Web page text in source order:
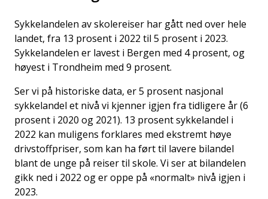
Sykkelandelen av skolereiser har gått ned over hele
landet, fra 13 prosent i 2022 til 5 prosent i 2023.
Sykkelandelen er lavest i Bergen med 4 prosent, og
høyest i Trondheim med 9 prosent.
Ser vi på historiske data, er 5 prosent nasjonal
sykkelandel et nivå vi kjenner igjen fra tidligere år (6
prosent i 2020 og 2021). 13 prosent sykkelandel i
2022 kan muligens forklares med ekstremt høye
drivstoffpriser, som kan ha ført til lavere bilandel
blant de unge på reiser til skole. Vi ser at bilandelen
gikk ned i 2022 og er oppe på «normalt» nivå igjen i
2023.